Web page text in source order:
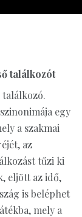
találkozót
találkozó.
egy
a szakmai
az
tűzi ki
eljött az idő,
is beléphet
mely a